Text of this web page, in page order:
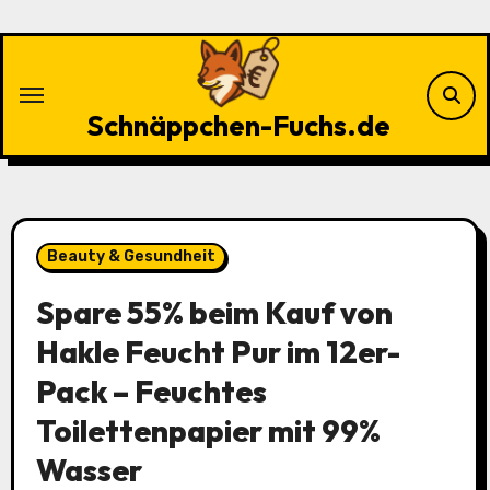
Schnäppchen-Fuchs.de
Beauty & Gesundheit
Spare 55% beim Kauf von
Hakle Feucht Pur im 12er-
Pack – Feuchtes
Toilettenpapier mit 99%
Wasser